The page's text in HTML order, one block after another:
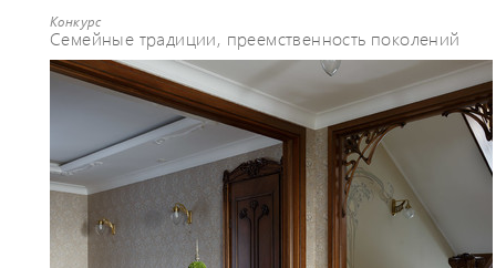
естественность и целесообразность. В
моих проектах функциональные и
конструктивные решения обретают
черты эстетических категорий. В своих
проектах я активно использую
современные, высокотехнологичные
системы комфорта, которые делают
жизнь не только простой, но и
максимально приятной, что особенно
важно для людей, ценящих свое
время. Я не продаю идеи, я создаю
конечный продукт. Я делю проект на
Конкурс
Семейные традиции, преемственность поколений